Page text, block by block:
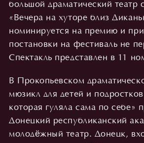
большой драматический театр
«Вечера на хуторе близ
номинируется на премию и
постановки на фестиваль не
Спектакль представлен в 11
В Прокопьевском
мюзикл для детей и
которая гуляла сама по себе»
Донецкий республиканский
молодёжный театр. Донецк,